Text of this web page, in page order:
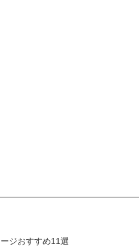
ジおすすめ11選